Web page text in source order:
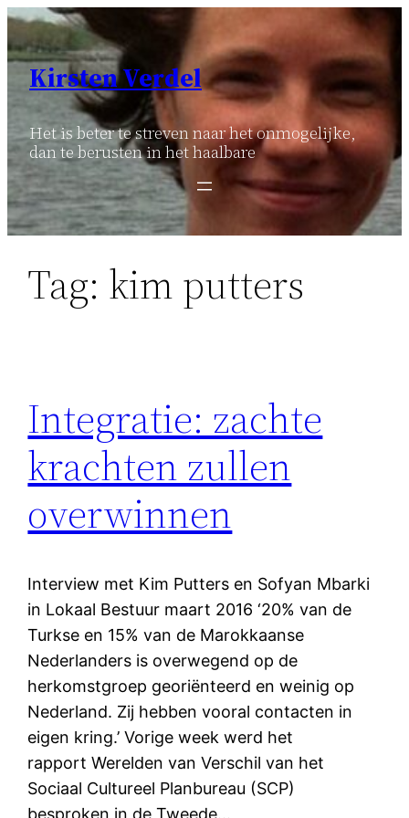
Ga
naar
inhoud
Kirsten Verdel
Het is beter te streven naar het onmogelijke,
dan te berusten in het haalbare
Tag: kim putters
Integratie: zachte
krachten zullen
overwinnen
Interview met Kim Putters en Sofyan Mbarki
in Lokaal Bestuur maart 2016 ‘20% van de
Turkse en 15% van de Marokkaanse
Nederlanders is overwegend op de
herkomstgroep georiënteerd en weinig op
Nederland. Zij hebben vooral contacten in
eigen kring.’ Vorige week werd het
rapport Werelden van Verschil van het
Sociaal Cultureel Planbureau (SCP)
besproken in de Tweede…